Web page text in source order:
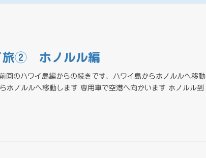
旅② ホノルル編
のハワイ島編からの続きです、ハワイ島からホノルルへ移動
ノルルへ移動します 専用車で空港へ向かいます ホノルル到